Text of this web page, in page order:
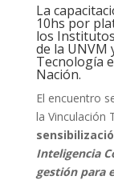
La
10hs por
los
de la UNVM
Tecnología
Nación.
El encuentro
la Vinculación
Inteligencia
gestión para